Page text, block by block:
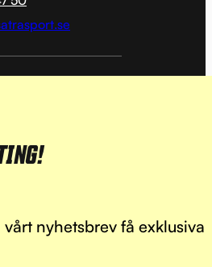
nyhetsbrev få exklusiva